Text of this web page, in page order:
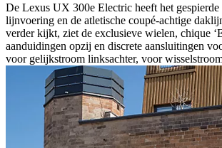
De Lexus UX 300e Electric heeft het
lijnvoering en de atletische coupé-achtige
verder kijkt, ziet de exclusieve wielen, chique
aanduidingen opzij en discrete aansluitingen
voor gelijkstroom linksachter, voor